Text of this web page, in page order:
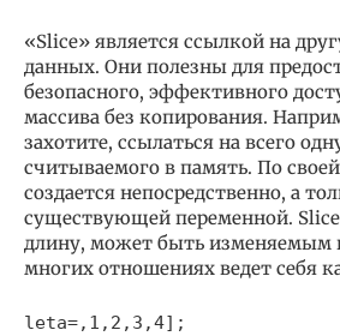
«Slice» является ссылкой на
данных. Они полезны для
безопасного, эффективного
массива без копирования.
захотите, ссылаться на всего
считываемого в память. По
создается непосредственно, а
существующей переменной.
длину, может быть изменяемым
многих отношениях ведет себя
leta=,1,2,3,4];